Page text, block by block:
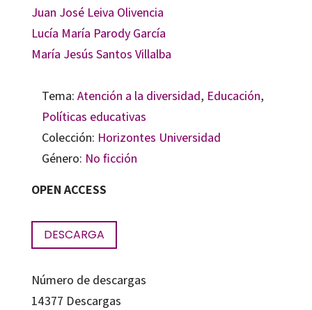
Juan José Leiva Olivencia
Lucía María Parody García
María Jesús Santos Villalba
Tema: Atención a la diversidad, Educación,
Políticas educativas
Colección: Horizontes Universidad
Género: No ficción
OPEN ACCESS
DESCARGA
Número de descargas
14377 Descargas